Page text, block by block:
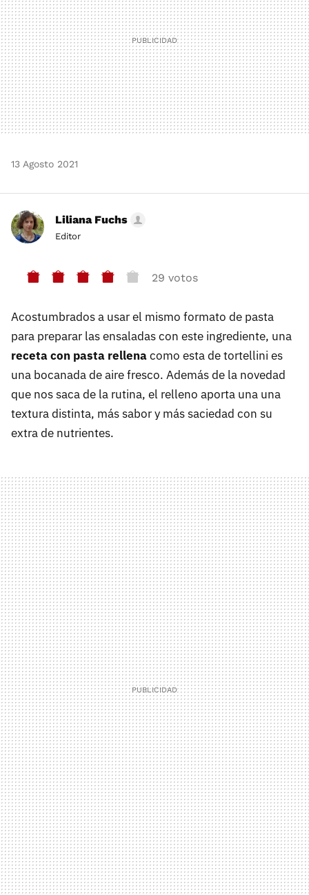
13 Agosto 2021
Liliana Fuchs
Editor
29 votos
Acostumbrados a usar el mismo formato de pasta
para preparar las ensaladas con este ingrediente, una
receta con pasta rellenacomo esta de tortellini es
una bocanada de aire fresco. Además de la novedad
que nos saca de la rutina, el relleno aporta una una
textura distinta, más sabor y más saciedad con su
extra de nutrientes.